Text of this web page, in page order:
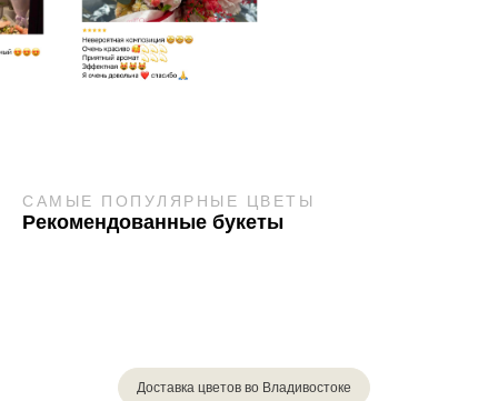
САМЫЕ ПОПУЛЯРНЫЕ ЦВЕТЫ
Рекомендованные букеты
Доставка цветов во Владивостоке